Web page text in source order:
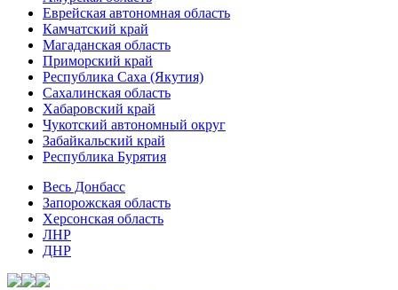
Еврейская автономная область
Камчатский край
Магаданская область
Приморский край
Республика Саха (Якутия)
Сахалинская область
Хабаровский край
Чукотский автономный округ
Забайкальский край
Республика Бурятия
Весь Донбасс
Запорожская область
Херсонская область
ЛНР
ДНР